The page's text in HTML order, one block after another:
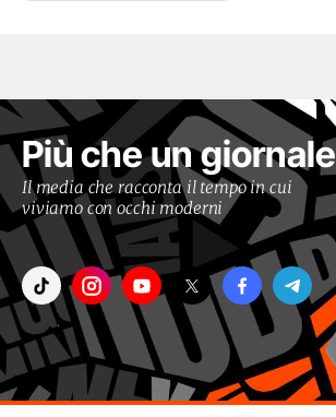
Più che un giornale
Il media che racconta il tempo in cui
viviamo con occhi moderni